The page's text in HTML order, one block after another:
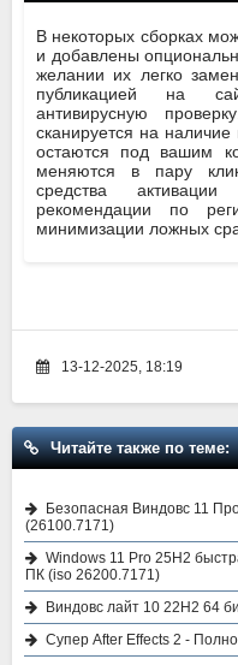
В некоторых сборках
и добавлены
желании их легко
публикацией на
антивирусную
сканируется на
остаются под вашим
меняются в пару
средства
рекомендации по
минимизации ложных
13-12-2025, 18:19
Читайте также по теме:
Безопасная Виндовс 11
(26100.7171)
Windows 11 Pro 25H2
ПК (iso 26200.7171)
Виндовс лайт 10 22H2 64
Супер After Effects 2 -